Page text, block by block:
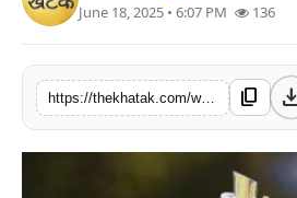
June 18, 2025 • 6:07 PM 136
https://thekhatak.com/women-t20-world-cup-2026-india-pakistan-match-14-june-finals-lords content_copy